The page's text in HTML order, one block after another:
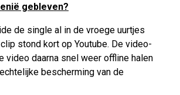
gebleven?
de single al in de vroege uurtjes
stond kort op Youtube. De video-
video daarna snel weer offline halen
bescherming van de